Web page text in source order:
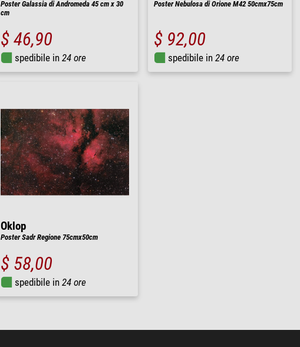
Poster Galassia di Andromeda 45 cm x 30
cm
$ 46,90
spedibile in 24 ore
Poster Nebulosa di Orione M42 50cmx75cm
$ 92,00
spedibile in 24 ore
Oklop
Poster Sadr Regione 75cmx50cm
$ 58,00
spedibile in 24 ore